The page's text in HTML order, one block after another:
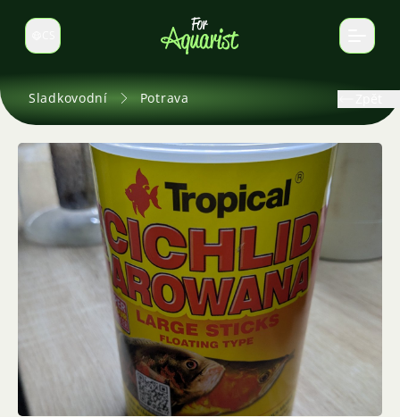
Select language
Sladkovodní Potrava